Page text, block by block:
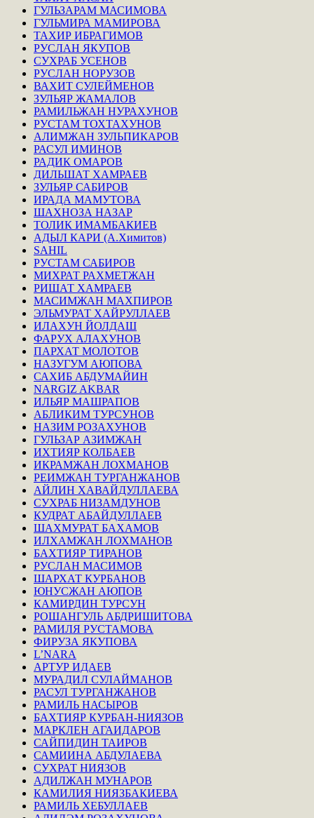
ГУЛЬЗАРАМ МАСИМОВА
ГУЛЬМИРА МАМИРОВА
ТАХИР ИБРАГИМОВ
РУСЛАН ЯКУПОВ
СУХРАБ УСЕНОВ
РУСЛАН НОРУЗОВ
ВАХИТ СУЛЕЙМЕНОВ
ЗУЛЬЯР ЖАМАЛОВ
РАМИЛЬЖАН НУРАХУНОВ
РУСТАМ ТОХТАХУНОВ
АЛИМЖАН ЗУЛЬПИКАРОВ
РАСУЛ ИМИНОВ
РАДИК ОМАРОВ
ДИЛЬШАТ ХАМРАЕВ
ЗУЛЬЯР САБИРОВ
ИРАДА МАМУТОВА
ШАХНОЗА НАЗАР
ТОЛИК ИМАМБАКИЕВ
АДЫЛ КАРИ (А.Химитов)
SAHIL
РУСТАМ САБИРОВ
МИХРАТ РАХМЕТЖАН
РИШАТ ХАМРАЕВ
МАСИМЖАН МАХПИРОВ
ЭЛЬМУРАТ ХАЙРУЛЛАЕВ
ИЛАХУН ЙОЛДАШ
ФАРУХ АЛАХУНОВ
ПАРХАТ МОЛОТОВ
НАЗУГУМ АЮПОВА
САХИБ АБДУМАЙИН
NARGIZ AKBAR
ИЛЬЯР МАШРАПОВ
АБЛИКИМ ТУРСУНОВ
НАЗИМ РОЗАХУНОВ
ГУЛЬЗАР АЗИМЖАН
ИХТИЯР КОЛБАЕВ
ИКРАМЖАН ЛОХМАНОВ
РЕИМЖАН ТУРГАНЖАНОВ
АЙЛИН ХАВАЙДУЛЛАЕВА
СУХРАБ НИЗАМДУНОВ
КУДРАТ АБАЙДУЛЛАЕВ
ШАХМУРАТ БАХАМОВ
ИЛХАМЖАН ЛОХМАНОВ
БАХТИЯР ТИРАНОВ
РУСЛАН МАСИМОВ
ШАРХАТ КУРБАНОВ
ЮНУСЖАН АЮПОВ
КАМИРДИН ТУРСУН
РОШАНГУЛЬ АБДРИШИТОВА
РАМИЛЯ РУСТАМОВА
ФИРУЗА ЯКУПОВА
L’NARA
АРТУР ИДАЕВ
МУРАДИЛ СУЛАЙМАНОВ
РАСУЛ ТУРГАНЖАНОВ
РАМИЛЬ НАСЫРОВ
БАХТИЯР КУРБАН-НИЯЗОВ
МАРКЛЕН АГАИДАРОВ
САЙПИДИН ТАИРОВ
САМИИНА АБДУЛАЕВА
СУХРАТ НИЯЗОВ
АДИЛЖАН МУНАРОВ
КАМИЛИЯ НИЯЗБАКИЕВА
РАМИЛЬ ХЕБУЛЛАЕВ